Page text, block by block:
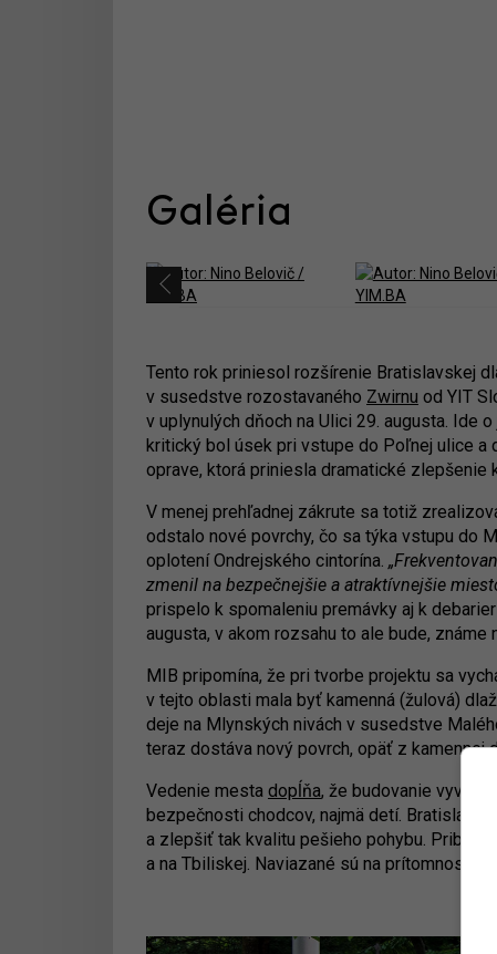
Galéria
Tento rok priniesol rozšírenie Bratislavskej
v susedstve rozostavaného Zwirnu od YIT
v uplynulých dňoch na Ulici 29. augusta. Ide
kritický bol úsek pri vstupe do Poľnej ulice
oprave, ktorá priniesla dramatické zlepšenie
V menej prehľadnej zákrute sa totiž
odstalo nové povrchy, čo sa týka vstupu do
oplotení Ondrejského cintorína.
zmenil na bezpečnejšie a atraktívnejšie
prispelo k spomaleniu premávky aj k
augusta, v akom rozsahu to ale bude, známe
MIB pripomína, že pri tvorbe projektu sa
v tejto oblasti mala byť kamenná (žulová)
deje na Mlynských nivách v susedstve
teraz dostáva nový povrch, opäť z kamennej
Vedenie mesta dopĺňa, že budovanie
bezpečnosti chodcov, najmä detí. Bratislava
a zlepšiť tak kvalitu pešieho pohybu.
a na Tbiliskej. Naviazané sú na prítomnosť